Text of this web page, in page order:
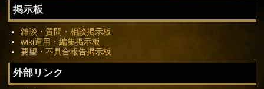
掲示板
雑談・質問・相談掲示板
wiki運用・編集掲示板
要望・不具合報告掲示板
↑
外部リンク